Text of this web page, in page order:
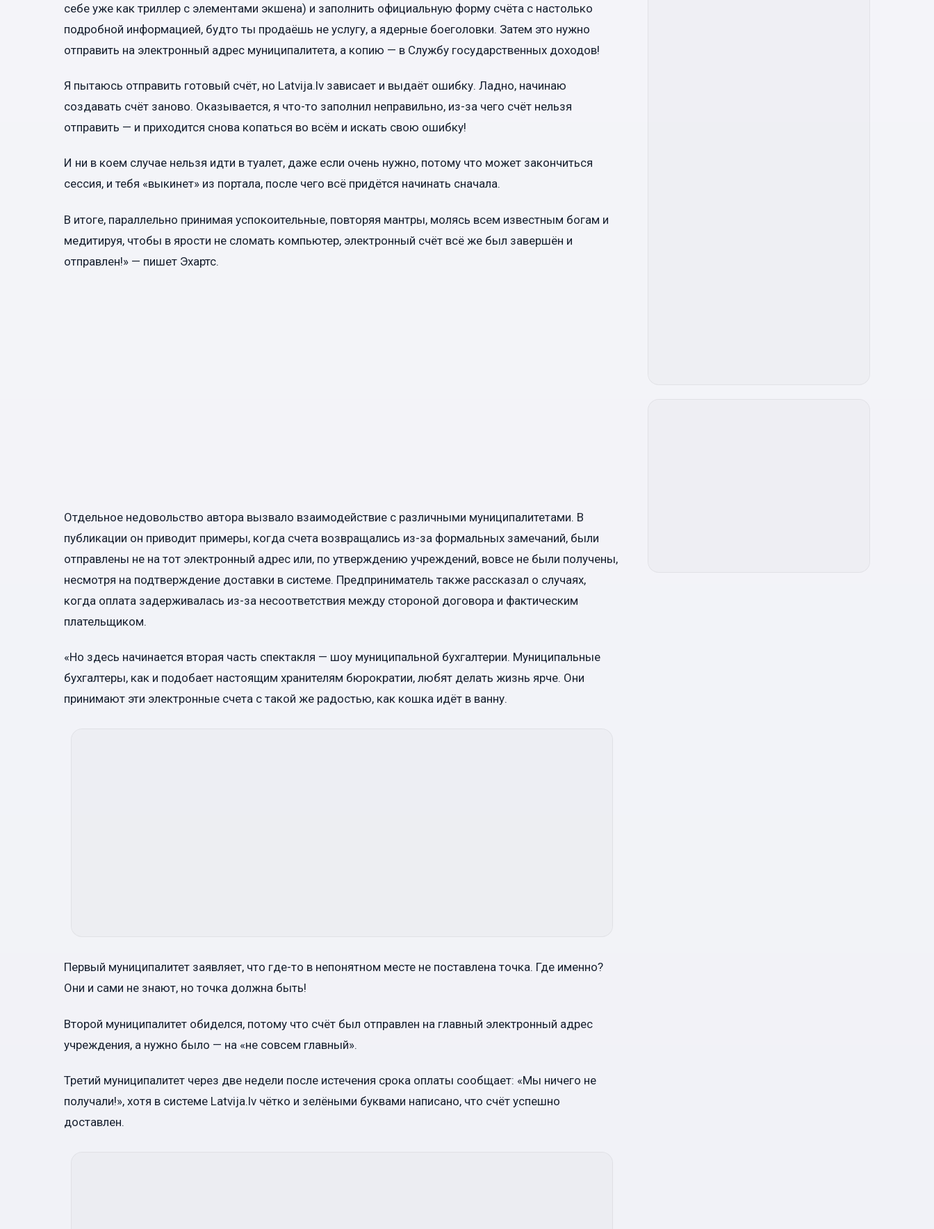
себе уже как триллер с элементами экшена) и заполнить официальную форму счёта с настолько
подробной информацией, будто ты продаёшь не услугу, а ядерные боеголовки. Затем это нужно
отправить на электронный адрес муниципалитета, а копию — в Службу государственных доходов!
Я пытаюсь отправить готовый счёт, но Latvija.lv зависает и выдаёт ошибку. Ладно, начинаю
создавать счёт заново. Оказывается, я что-то заполнил неправильно, из-за чего счёт нельзя
отправить — и приходится снова копаться во всём и искать свою ошибку!
И ни в коем случае нельзя идти в туалет, даже если очень нужно, потому что может закончиться
сессия, и тебя «выкинет» из портала, после чего всё придётся начинать сначала.
В итоге, параллельно принимая успокоительные, повторяя мантры, молясь всем известным богам и
медитируя, чтобы в ярости не сломать компьютер, электронный счёт всё же был завершён и
отправлен!» — пишет Эхартс.
Отдельное недовольство автора вызвало взаимодействие с различными муниципалитетами. В
публикации он приводит примеры, когда счета возвращались из-за формальных замечаний, были
отправлены не на тот электронный адрес или, по утверждению учреждений, вовсе не были получены,
несмотря на подтверждение доставки в системе. Предприниматель также рассказал о случаях,
когда оплата задерживалась из-за несоответствия между стороной договора и фактическим
плательщиком.
«Но здесь начинается вторая часть спектакля — шоу муниципальной бухгалтерии. Муниципальные
бухгалтеры, как и подобает настоящим хранителям бюрократии, любят делать жизнь ярче. Они
принимают эти электронные счета с такой же радостью, как кошка идёт в ванну.
Первый муниципалитет заявляет, что где-то в непонятном месте не поставлена точка. Где именно?
Они и сами не знают, но точка должна быть!
Второй муниципалитет обиделся, потому что счёт был отправлен на главный электронный адрес
учреждения, а нужно было — на «не совсем главный».
Третий муниципалитет через две недели после истечения срока оплаты сообщает: «Мы ничего не
получали!», хотя в системе Latvija.lv чётко и зелёными буквами написано, что счёт успешно
доставлен.